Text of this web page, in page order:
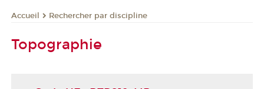
Accueil Rechercher par discipline
Topographie